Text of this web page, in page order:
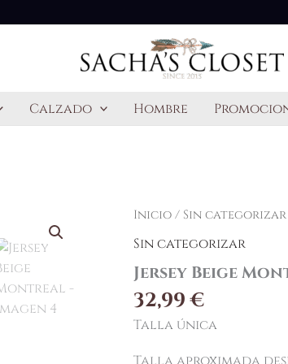
Calzado Hombre
Inicio/ Sin categorizar
Sin categorizar
Jersey Beige
32,99€
Talla única